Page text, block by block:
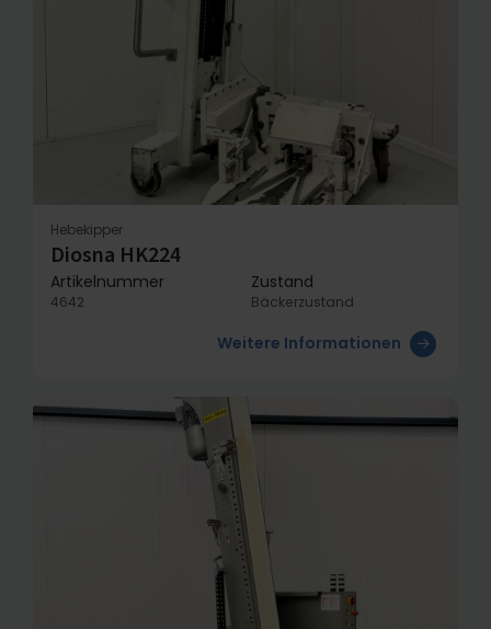
Hebekipper
Diosna HK224
Artikelnummer
4642
Zustand
Bäckerzustand
Weitere Informationen